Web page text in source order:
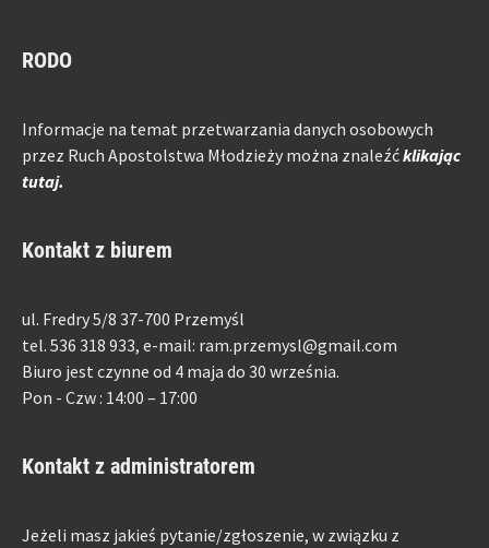
RODO
Informacje na temat przetwarzania danych osobowych
przez Ruch Apostolstwa Młodzieży można znaleźćklikając
tutaj.
Kontakt z biurem
ul. Fredry 5/8 37-700 Przemyśl
tel. 536 318 933, e-mail: ram.przemysl@gmail.com
Biuro jest czynne od 4 maja do 30 września.
Pon - Czw : 14:00 – 17:00
Kontakt z administratorem
Jeżeli masz jakieś pytanie/zgłoszenie, w związku z